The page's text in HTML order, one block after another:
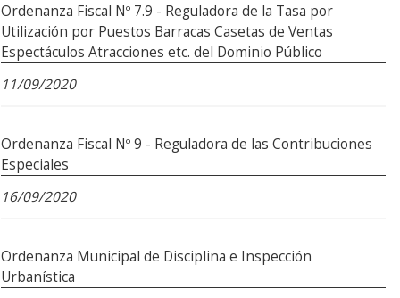
Ordenanza Fiscal Nº 7.9 - Reguladora de la Tasa por
Utilización por Puestos Barracas Casetas de Ventas
Espectáculos Atracciones etc. del Dominio Público
11/09/2020
Ordenanza Fiscal Nº 9 - Reguladora de las Contribuciones
Especiales
16/09/2020
Ordenanza Municipal de Disciplina e Inspección
Urbanística